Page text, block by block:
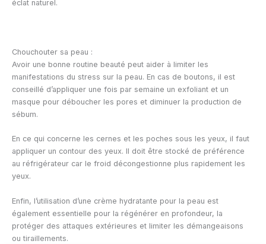
éclat naturel.
Chouchouter sa peau :
Avoir une bonne routine beauté peut aider à limiter les
manifestations du stress sur la peau. En cas de boutons, il est
conseillé d’appliquer une fois par semaine un exfoliant et un
masque pour déboucher les pores et diminuer la production de
sébum.
En ce qui concerne les cernes et les poches sous les yeux, il faut
appliquer un contour des yeux. Il doit être stocké de préférence
au réfrigérateur car le froid décongestionne plus rapidement les
yeux.
Enfin, l’utilisation d’une crème hydratante pour la peau est
également essentielle pour la régénérer en profondeur, la
protéger des attaques extérieures et limiter les démangeaisons
ou tiraillements.